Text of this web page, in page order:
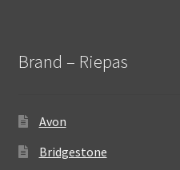
Brand – Riepas
Avon
Bridgestone